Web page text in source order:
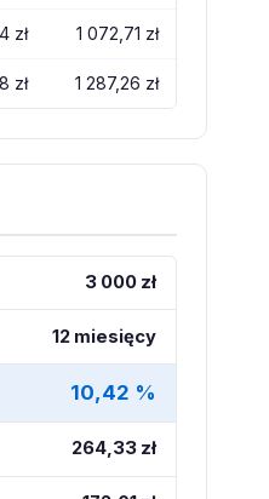
zł 1 072,71 zł
zł 1 287,26 zł
3 000 zł
12 miesięcy
10,42 %
264,33 zł